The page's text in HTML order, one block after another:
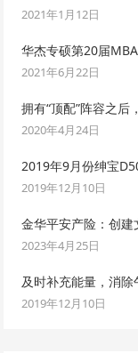
2021年1月12日
华杰专硕第20届
2021年6月22日
拥有“顶配”阵容之后
2020年4月24日
2019年9月份绅宝
2019年12月10日
金华平安产险：创
2023年4月25日
及时补充能量，消除
2019年12月10日